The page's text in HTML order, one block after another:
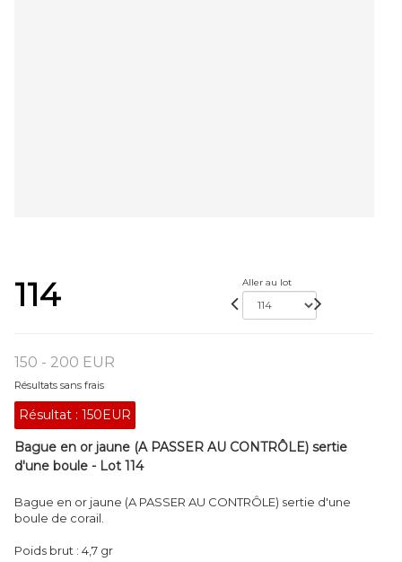
114 Aller au lot
150 - 200 EUR
Résultats sans frais
Résultat : 150EUR
Bague en or jaune (A PASSER AU CONTRÔLE) sertie
d'une boule - Lot 114
Bague en or jaune (A PASSER AU CONTRÔLE) sertie d'une
boule de corail.
Poids brut : 4,7 gr